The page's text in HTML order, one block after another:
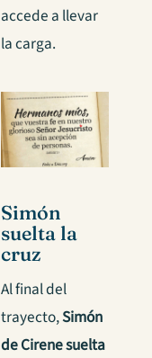
accede a llevar
la carga.
Simón
suelta la
cruz
Al final del
trayecto,Simón
de Cirene suelta